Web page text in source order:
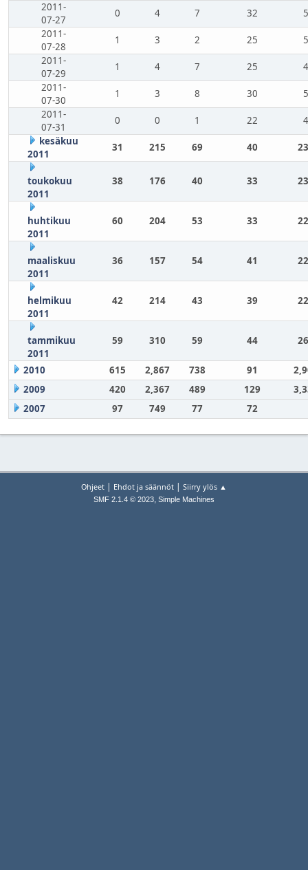
2011-
07-27
0 4 7 32
2011-
07-28
1 3 2 25
2011-
07-29
1 4 7 25
2011-
07-30
1 3 8 30
2011-
07-31
0 0 1 22
kesäkuu
2011
31 215 69 40
toukokuu
2011
38 176 40 33
huhtikuu
2011
60 204 53 33
maaliskuu
2011
36 157 54 41
helmikuu
2011
42 214 43 39
tammikuu
2011
59 310 59 44
2010 615 2,867 738 91
2009
420 2,367 489 129
2007
97 749 77 72
Ohjeet | Ehdot ja säännöt | Siirry ylös ▲
SMF 2.1.4 © 2023, Simple Machines